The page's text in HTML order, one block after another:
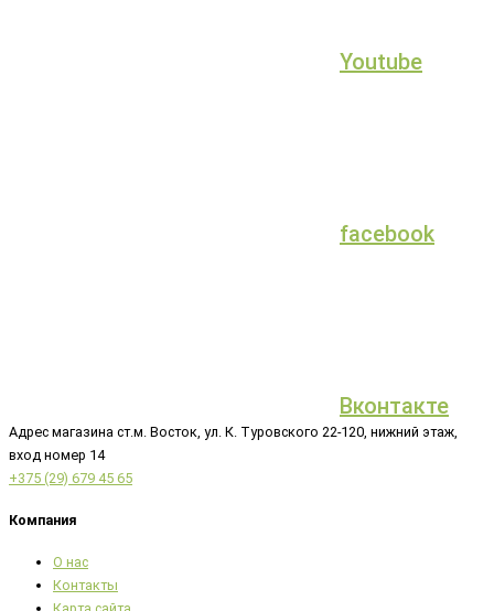
Youtube
facebook
Вконтакте
Адрес магазина ст.м. Восток, ул. К. Туровского 22-120, нижний этаж,
вход номер 14
+375 (29) 679 45 65
Компания
О нас
Контакты